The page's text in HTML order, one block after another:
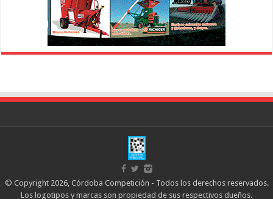
© Copyright 2026, Córdoba Competición - Todos los derechos reservados.
Los logotipos y marcas son propiedad de sus respectivos dueños.